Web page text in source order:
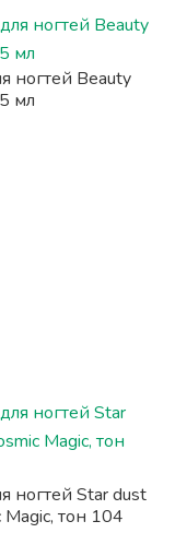
ногтей Beauty
мл
ногтей Star dust
Magic, тон 104